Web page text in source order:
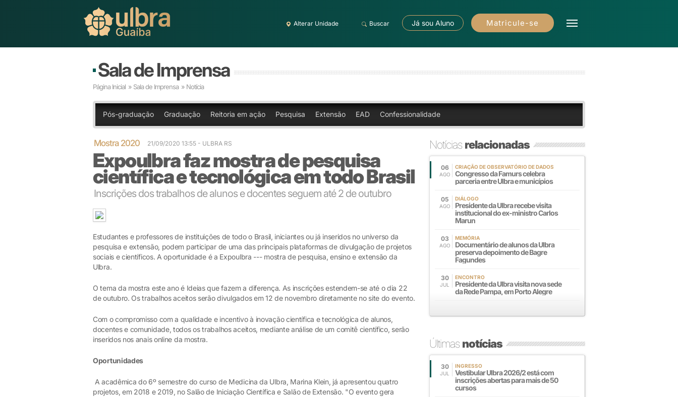
Alterar Unidade Buscar Já sou Aluno Matricule-se
Sala de Imprensa
Página Inicial » Sala de Imprensa » Notícia
Pós-graduação Graduação Reitoria em ação Pesquisa Extensão EAD Confessionalidade
Mostra 2020 21/09/2020 13:55 - ULBRA RS
Expoulbra faz mostra de pesquisa
científica e tecnológica em todo Brasil
Inscrições dos trabalhos de alunos e docentes seguem até 2 de outubro
Estudantes e professores de instituições de todo o Brasil, iniciantes ou já inseridos no universo da
pesquisa e extensão, podem participar de uma das principais plataformas de divulgação de projetos
sociais e científicos. A oportunidade é a Expoulbra --- mostra de pesquisa, ensino e extensão da
Ulbra.
O tema da mostra este ano é Ideias que fazem a diferença. As inscrições estendem-se até o dia 22
de outubro. Os trabalhos aceitos serão divulgados em 12 de novembro diretamente no site do evento.
Com o compromisso com a qualidade e incentivo à inovação científica e tecnológica de alunos,
docentes e comunidade, todos os trabalhos aceitos, mediante análise de um comitê científico, serão
inseridos nos anais online da mostra.
Oportunidades
A acadêmica do 6º semestre do curso de Medicina da Ulbra, Marina Klein, já apresentou quatro
projetos, em 2018 e 2019, no Salão de Iniciação Científica e Salão de Extensão. "O evento gera
Notíciasrelacionadas
06
AGO
CRIAÇÃO DE OBSERVATÓRIO DE DADOS
Congresso da Famurs celebra
parceria entre Ulbra e municípios
05
AGO
DIÁLOGO
Presidente da Ulbra recebe visita
institucional do ex-ministro Carlos
Marun
03
AGO
MEMÓRIA
Documentário de alunos da Ulbra
preserva depoimento de Bagre
Fagundes
30
JUL
ENCONTRO
Presidente da Ulbra visita nova sede
da Rede Pampa, em Porto Alegre
Últimasnotícias
30
JUL
INGRESSO
Vestibular Ulbra 2026/2 está com
inscrições abertas para mais de 50
cursos